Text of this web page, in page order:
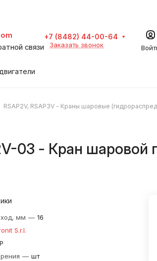
связи
+7 (8482) 44-00-64
Заказать звонок
RSAP2V, RSAP3V - Краны шаровые
03 - Кран шаровой
мм — 16
S.r.l.
— шт